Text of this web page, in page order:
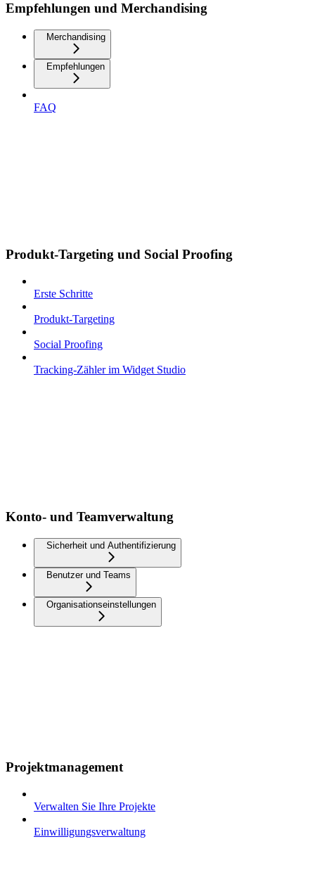
Empfehlungen und Merchandising
Merchandising
Empfehlungen
FAQ
Produkt-Targeting und Social Proofing
Erste Schritte
Produkt-Targeting
Social Proofing
Tracking-Zähler im Widget Studio
Konto- und Teamverwaltung
Sicherheit und Authentifizierung
Benutzer und Teams
Organisationseinstellungen
Projektmanagement
Verwalten Sie Ihre Projekte
Einwilligungsverwaltung